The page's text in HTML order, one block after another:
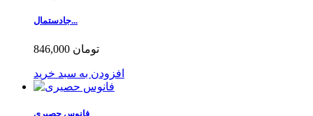
جادستمال...
846,000 تومان
افزودن به سبد خرید
فانوس حصیری